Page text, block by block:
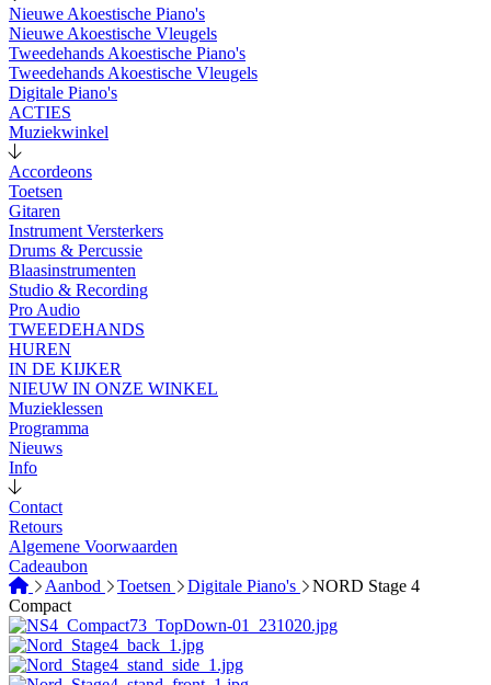
Nieuwe Akoestische Piano's
Nieuwe Akoestische Vleugels
Tweedehands Akoestische Piano's
Tweedehands Akoestische Vleugels
Digitale Piano's
ACTIES
Muziekwinkel
Accordeons
Toetsen
Gitaren
Instrument Versterkers
Drums & Percussie
Blaasinstrumenten
Studio & Recording
Pro Audio
TWEEDEHANDS
HUREN
IN DE KIJKER
NIEUW IN ONZE WINKEL
Muzieklessen
Programma
Nieuws
Info
Contact
Retours
Algemene Voorwaarden
Cadeaubon
Aanbod
Toetsen Digitale Piano's
NORD Stage 4
Compact